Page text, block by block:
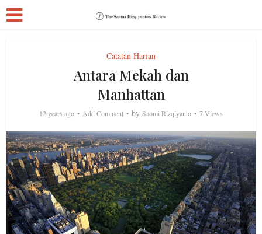
Catatan Harian
Antara Mekah dan
Manhattan
12 years ago Add Comment by Saomi Rizqiyanto 7 Views